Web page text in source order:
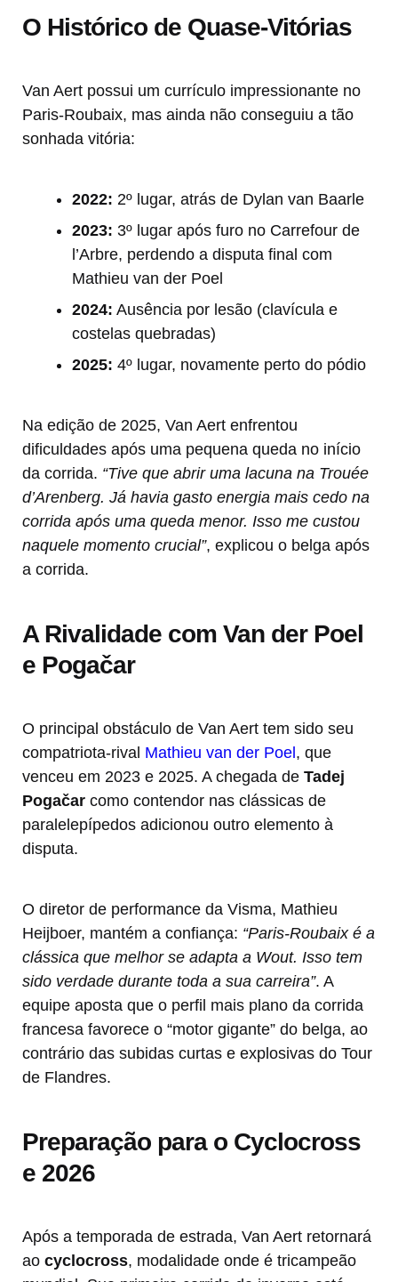
O Histórico de Quase-Vitórias
Van Aert possui um currículo impressionante no
Paris-Roubaix, mas ainda não conseguiu a tão
sonhada vitória:
2022: 2º lugar, atrás de Dylan van Baarle
2023: 3º lugar após furo no Carrefour de
l’Arbre, perdendo a disputa final com
Mathieu van der Poel
2024: Ausência por lesão (clavícula e
costelas quebradas)
2025: 4º lugar, novamente perto do pódio
Na edição de 2025, Van Aert enfrentou
dificuldades após uma pequena queda no início
da corrida. “Tive que abrir uma lacuna na Trouée
d’Arenberg. Já havia gasto energia mais cedo na
corrida após uma queda menor. Isso me custou
naquele momento crucial”, explicou o belga após
a corrida.
A Rivalidade com Van der Poel
e Pogačar
O principal obstáculo de Van Aert tem sido seu
compatriota-rival Mathieu van der Poel , que
venceu em 2023 e 2025. A chegada de Tadej
Pogačar como contendor nas clássicas de
paralelepípedos adicionou outro elemento à
disputa.
O diretor de performance da Visma, Mathieu
Heijboer, mantém a confiança: “Paris-Roubaix é a
clássica que melhor se adapta a Wout. Isso tem
sido verdade durante toda a sua carreira”. A
equipe aposta que o perfil mais plano da corrida
francesa favorece o “motor gigante” do belga, ao
contrário das subidas curtas e explosivas do Tour
de Flandres.
Preparação para o Cyclocross
e 2026
Após a temporada de estrada, Van Aert retornará
ao cyclocross, modalidade onde é tricampeão